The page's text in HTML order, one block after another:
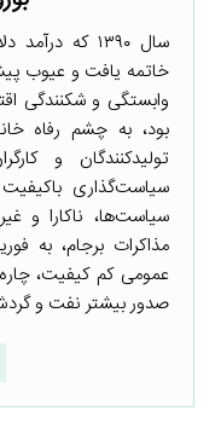
سال ۱۳۹۰ که
خاتمه یافت و عیوب
وابستگی و شکنندگی
بود، به چشم رفاه
تولیدکنندگان و
سیاست‌گذاری
سیاست‌ها، ناکارا و
مذاکرات برجام، به
عمومی کم کیفیت،
صدور بیشتر نفت و